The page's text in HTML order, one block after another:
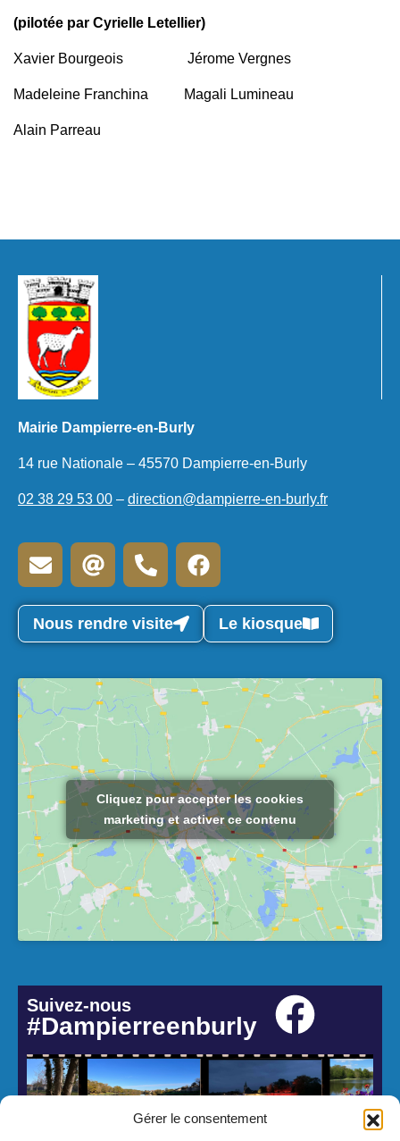
Gérer le consentement
(pilotée par Cyrielle Letellier)
Xavier Bourgeois Jérome Vergnes
Madeleine Franchina Magali Lumineau
Alain Parreau
Mairie Dampierre-en-Burly
14 rue Nationale – 45570 Dampierre-en-Burly
02 38 29 53 00 – direction@dampierre-en-burly.fr
Nous rendre visite Le kiosque
Cliquez pour accepter les cookies
marketing et activer ce contenu
Suivez-nous
#Dampierreenburly